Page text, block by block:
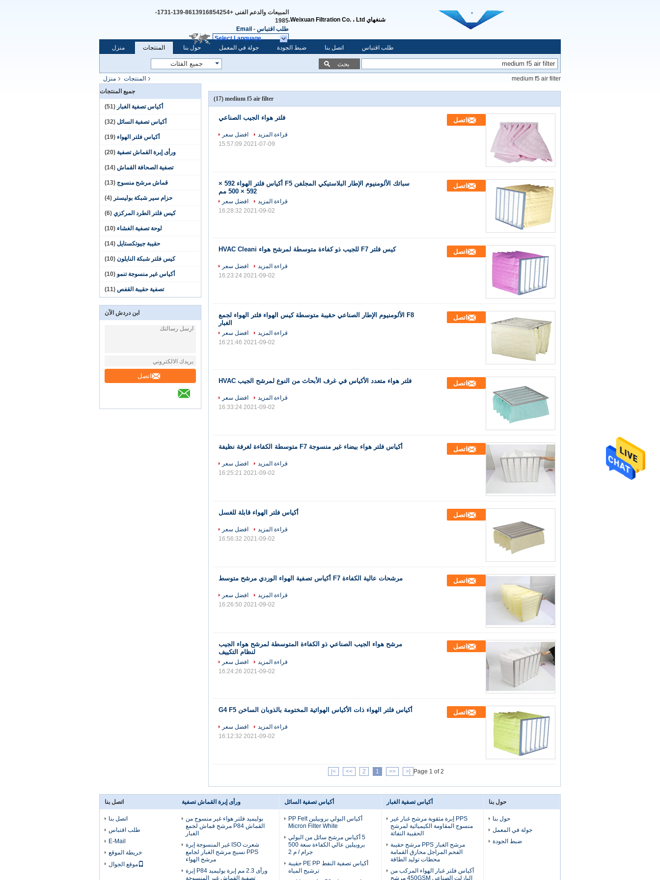
شنغهاي Weixuan Filtration Co. ، Ltd.
المبيعات والدعم الفنى
+8613916854254-139-1731-
1985
طلب اقتباس -
Email
Select Language
منزل
المنتجات حول بنا جولة في المعمل ضبط الجودة اتصل بنا طلب اقتباس
بحث
منزل المنتجات
medium f5 air filter
جميع المنتجات
أكياس تصفية الغبار (51)
أكياس تصفية السائل (32)
أكياس فلتر الهواء (19)
ورأى إبرة القماش تصفية (20)
تصفية الصحافة القماش (14)
قماش مرشح منسوج (13)
حزام سير شبكة بوليستر (4)
كيس فلتر الطرد المركزي (6)
لوحة تصفية الغشاء (10)
حقيبة جيوتكستايل (14)
كيس فلتر شبكة النايلون (10)
أكياس غير منسوجة تنمو (10)
تصفية حقيبة القفص (11)
ابن دردش الآن
اتصل
medium f5 air filter
(17)
فلتر هواء الجيب الصناعي اتصل
قراءة المزيد
افضل سعر
2021-07-09 15:57:09
سبائك الألومنيوم الإطار البلاستيكي المجلفن F5 أكياس فلتر الهواء 592 ×
592 × 500 مم
اتصل
قراءة المزيد
افضل سعر
2021-09-02 16:28:32
كيس فلتر F7 للجيب ذو كفاءة متوسطة لمرشح هواء HVAC Cleani اتصل
قراءة المزيد
افضل سعر
2021-09-02 16:23:24
F8 الألومنيوم الإطار الصناعي حقيبة متوسطة كيس الهواء فلتر الهواء لجمع
الغبار
اتصل
قراءة المزيد
افضل سعر
2021-09-02 16:21:46
فلتر هواء متعدد الأكياس في غرف الأبحاث من النوع لمرشح الجيب HVAC اتصل
قراءة المزيد
افضل سعر
2021-09-02 16:33:24
أكياس فلتر هواء بيضاء غير منسوجة F7 متوسطة الكفاءة لغرفة نظيفة اتصل
قراءة المزيد
افضل سعر
2021-09-02 16:25:21
أكياس فلتر الهواء قابلة للغسل اتصل
قراءة المزيد
افضل سعر
2021-09-02 16:56:32
مرشحات عالية الكفاءة F7 أكياس تصفية الهواء الوردي مرشح متوسط اتصل
قراءة المزيد
افضل سعر
2021-09-02 16:26:50
مرشح هواء الجيب الصناعي ذو الكفاءة المتوسطة لمرشح هواء الجيب
لنظام التكييف
اتصل
قراءة المزيد
افضل سعر
2021-09-02 16:24:26
أكياس فلتر الهواء ذات الأكياس الهوائية المختومة بالذوبان الساخن G4 F5 اتصل
قراءة المزيد
افضل سعر
2021-09-02 16:12:32
Page 1 of 2
|<
<<
1
2
>>
>|
حول بنا
حول بنا
جولة في المعمل
ضبط الجودة
أكياس تصفية الغبار
PPS إبرة مثقوبة مرشح غبار غير
منسوج المقاومة الكيميائية لمرشح
الحقيبة النفاثة
مرشح الغبار PPS مرشح حقيبة
الفحم المراجل محارق القمامة
محطات توليد الطاقة
أكياس فلتر غبار الهواء المركب من
البازلت الصناعي 450GSM مرشح
أكياس تصفية السائل
أكياس البولي بروبيلين PP Felt
Micron Filter White
5 أكياس مرشح سائل من البولي
بروبيلين عالي الكفاءة سعة 500
جرام / م 2
أكياس تصفية النفط PE PP حقيبة
ترشيح المياه
ورأى إبرة القماش تصفية
بوليميد فلتر هواء غير منسوج من
القماش P84 مرشح قماش لجمع
الغبار
شعرت ISO غير المنسوجة إبرة
PPS نسيج مرشح الغبار لجامع
مرشح الهواء
ورأى 2.3 مم إبرة بوليميد P84 إبرة
تصفية القماش غير المنسوجة
اتصل بنا
اتصل بنا
طلب اقتباس
E-Mail
خريطة الموقع
موقع الجوال